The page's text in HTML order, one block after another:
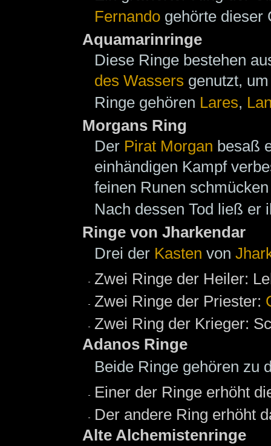
Fernando gehörte dieser
Aquamarinringe
Diese Ringe bestehen
des Wassers genutzt,
Ringe gehören Lares,
Morgans Ring
Der Pirat Morgan besaß
einhändigen Kampf
feinen Runen
Nach dessen Tod ließ er
Ringe von Jharkendar
Drei der Kasten von
Zwei Ringe der Heiler:
Zwei Ringe der Priester:
Zwei Ring der Krieger:
Adanos Ringe
Beide Ringe gehören zu
Einer der Ringe erhöht
Der andere Ring erhöht
Alte Alchemistenringe